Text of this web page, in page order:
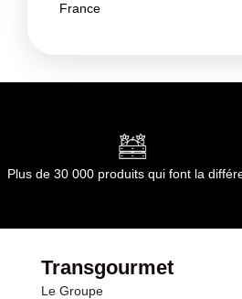
France
Plus de 30 000 produits qui font la
Transgourmet
Le Groupe